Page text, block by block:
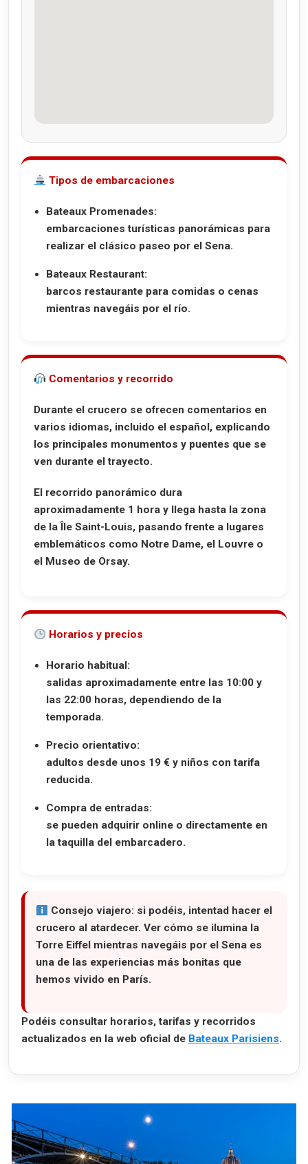
Tipos de embarcaciones
Bateaux Promenades:
embarcaciones turísticas panorámicas para
realizar el clásico paseo por el Sena.
Bateaux Restaurant:
barcos restaurante para comidas o cenas
mientras navegáis por el río.
Comentarios y recorrido
Durante el crucero se ofrecen comentarios en
varios idiomas, incluido el español, explicando
los principales monumentos y puentes que se
ven durante el trayecto.
El recorrido panorámico dura
aproximadamente 1 hora y llega hasta la zona
de la
Île Saint-Louis, pasando frente a lugares
emblemáticos como Notre Dame, el Louvre o
el Museo de Orsay.
Horarios y precios
Horario habitual:
salidas aproximadamente entre las 10:00 y
las 22:00 horas, dependiendo de la
temporada.
Precio orientativo:
adultos desde unos 19 € y niños con tarifa
reducida.
Compra de entradas:
se pueden adquirir online o directamente en
la taquilla del embarcadero.
Consejo viajero: si podéis, intentad hacer el
crucero al atardecer. Ver cómo se ilumina la
Torre Eiffel mientras navegáis por el Sena es
una de las experiencias más bonitas que
hemos vivido en París.
Podéis consultar horarios, tarifas y recorridos
actualizados en la web oficial de Bateaux Parisiens.